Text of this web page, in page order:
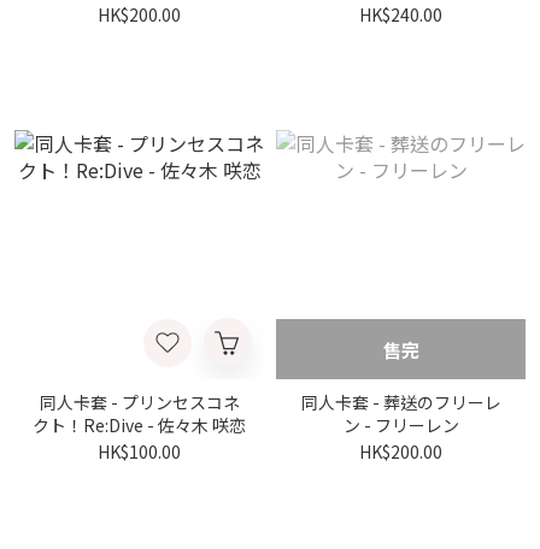
HK$200.00
HK$240.00
同人卡套 - プリンセスコネ
クト！Re:Dive - 佐々木 咲恋
HK$100.00
售完
同人卡套 - 葬送のフリーレ
ン - フリーレン
HK$200.00